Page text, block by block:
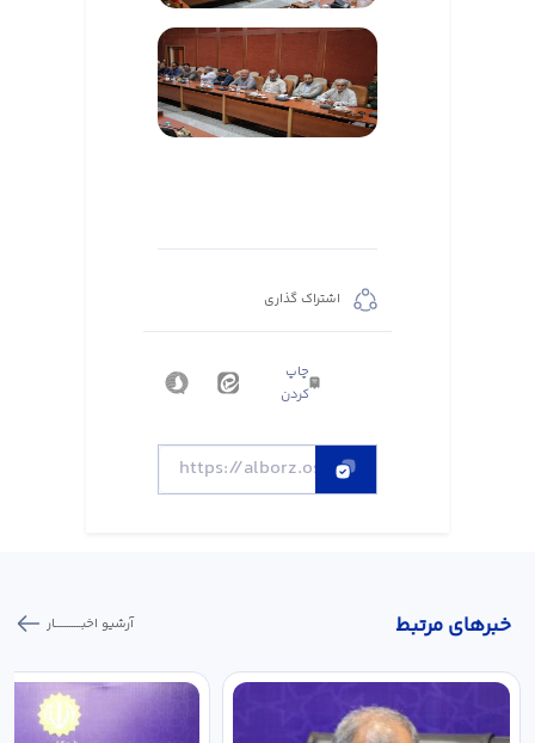
اشتراک گذاری
چاپ
کردن
خبر‌های مرتبط آرشیو اخبـــــــــــار